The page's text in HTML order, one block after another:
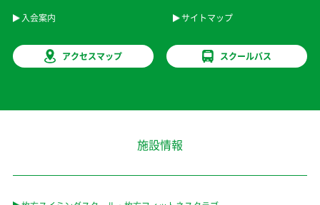
入会案内 サイトマップ
アクセスマップ スクールバス
施設情報